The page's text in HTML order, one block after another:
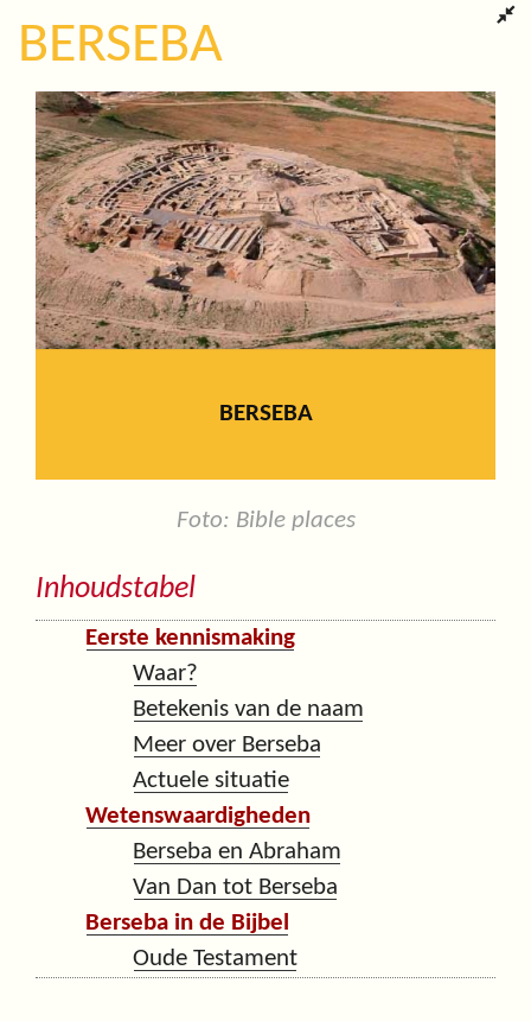
BERSEBA
BERSEBA
Foto: Bible places
Inhoudstabel
Eerste kennismaking
Waar?
Betekenis van de naam
Meer over Berseba
Actuele situatie
Wetenswaardigheden
Berseba en Abraham
Van Dan tot Berseba
Berseba in de Bijbel
Oude Testament